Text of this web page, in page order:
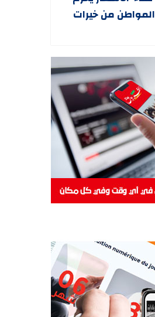
المواطن من خيرات